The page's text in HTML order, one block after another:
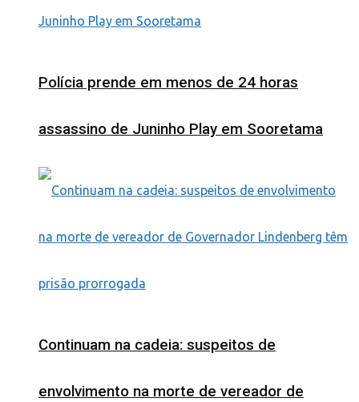
Polícia prende em menos de 24 horas
assassino de Juninho Play em Sooretama
Continuam na cadeia: suspeitos de
envolvimento na morte de vereador de